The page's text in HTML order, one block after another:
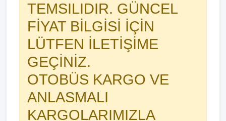
TEMSILIDIR. GÜNCEL
FİYAT BİLGİSİ İÇİN
LÜTFEN İLETİŞİME
GEÇİNİZ.
OTOBÜS KARGO VE
ANLASMALI
KARGOLARIMIZLA